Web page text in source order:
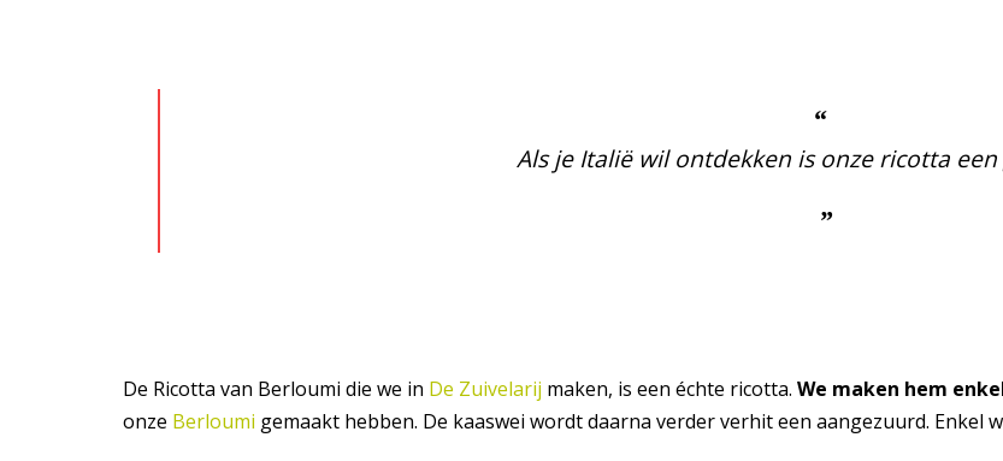
Als je Italië wil ontdekken is onze ricotta een
De Ricotta van Berloumi die we in De Zuivelarij maken, is een échte ricotta. We maken hem
onze Berloumi gemaakt hebben. De kaaswei wordt daarna verder verhit een aangezuurd. Enkel